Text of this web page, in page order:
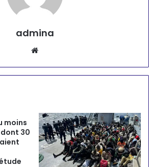
admina
moins
dont 30